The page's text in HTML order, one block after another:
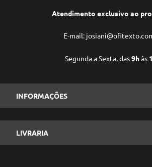
Atendimento exclusivo ao
E-mail:
Segunda a Sexta, das9hàs
INFORMAÇÕES
LIVRARIA